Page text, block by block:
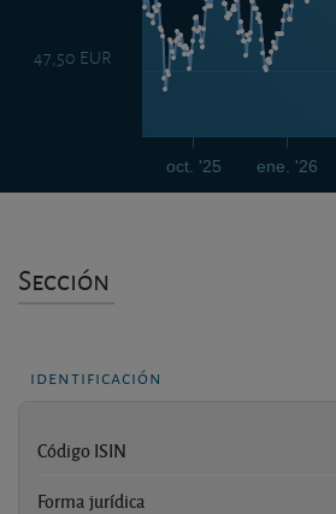
ene. '26
oct. '25
47,50 EUR
Sección
identificación
Código ISIN
Forma jurídica